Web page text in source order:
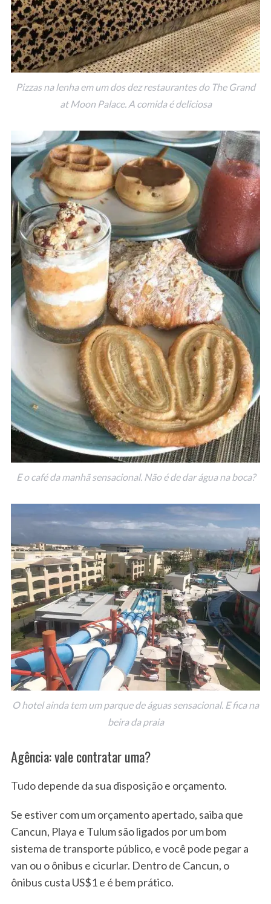
Pizzas na lenha em um dos dez restaurantes do The Grand
at Moon Palace. A comida é deliciosa
E o café da manhã sensacional. Não é de dar água na boca?
O hotel ainda tem um parque de águas sensacional. E fica na
beira da praia
Agência: vale contratar uma?
Tudo depende da sua disposição e orçamento.
Se estiver com um orçamento apertado, saiba que
Cancun, Playa e Tulum são ligados por um bom
sistema de transporte público, e você pode pegar a
van ou o ônibus e cicurlar. Dentro de Cancun, o
ônibus custa US$1 e é bem prático.
r
h
: